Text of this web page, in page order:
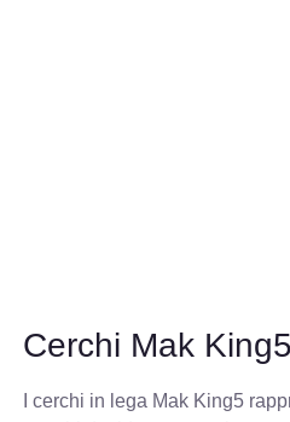
Cerchi Mak King5
I cerchi in lega Mak King5